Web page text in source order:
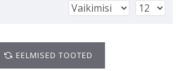
EELMISED TOOTED